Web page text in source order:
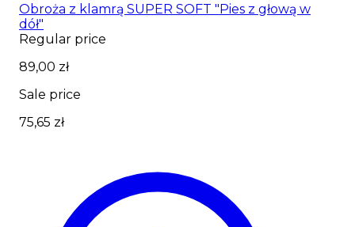
Obroża z klamrą SUPER SOFT "Pies z głową w
dół"
Regular price
89,00 zł
Sale price
75,65 zł